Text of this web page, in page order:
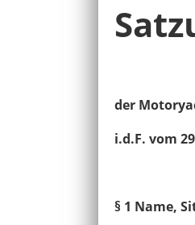
der
i.d.F. vom
§ 1 Name,